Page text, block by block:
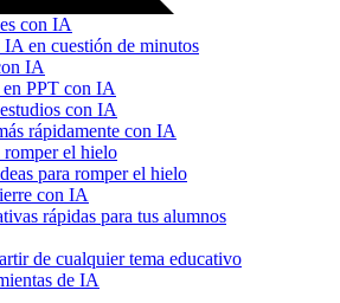
con IA
IA en cuestión de minutos
IA
PPT con IA
con IA
rápidamente con IA
romper el hielo
para romper el hielo
con IA
rápidas para tus alumnos
de cualquier tema educativo
de IA